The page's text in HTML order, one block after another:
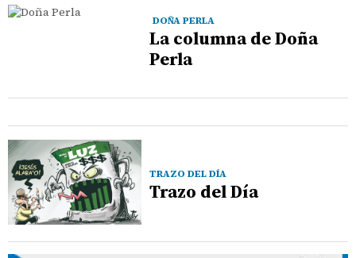
DOÑA PERLA
La columna de Doña
Perla
TRAZO DEL DÍA
Trazo del Día